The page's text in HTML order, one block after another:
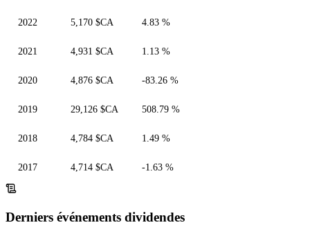
2022 5,170 $CA 4.83 %
2021 4,931 $CA 1.13 %
2020 4,876 $CA -83.26 %
2019 29,126 $CA 508.79 %
2018 4,784 $CA 1.49 %
2017 4,714 $CA -1.63 %
Derniers événements dividendes